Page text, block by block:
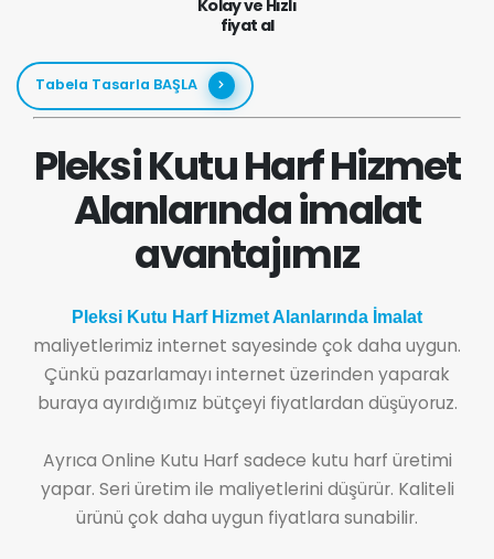
Kolay ve Hızlı
fiyat al
Tabela Tasarla BAŞLA
Pleksi Kutu Harf Hizmet
Alanlarında imalat
avantajımız
Pleksi Kutu Harf Hizmet Alanlarında İmalat
maliyetlerimiz internet sayesinde çok daha uygun.
Çünkü pazarlamayı internet üzerinden yaparak
buraya ayırdığımız bütçeyi fiyatlardan düşüyoruz.
Ayrıca Online Kutu Harf sadece kutu harf üretimi
yapar. Seri üretim ile maliyetlerini düşürür. Kaliteli
ürünü çok daha uygun fiyatlara sunabilir.